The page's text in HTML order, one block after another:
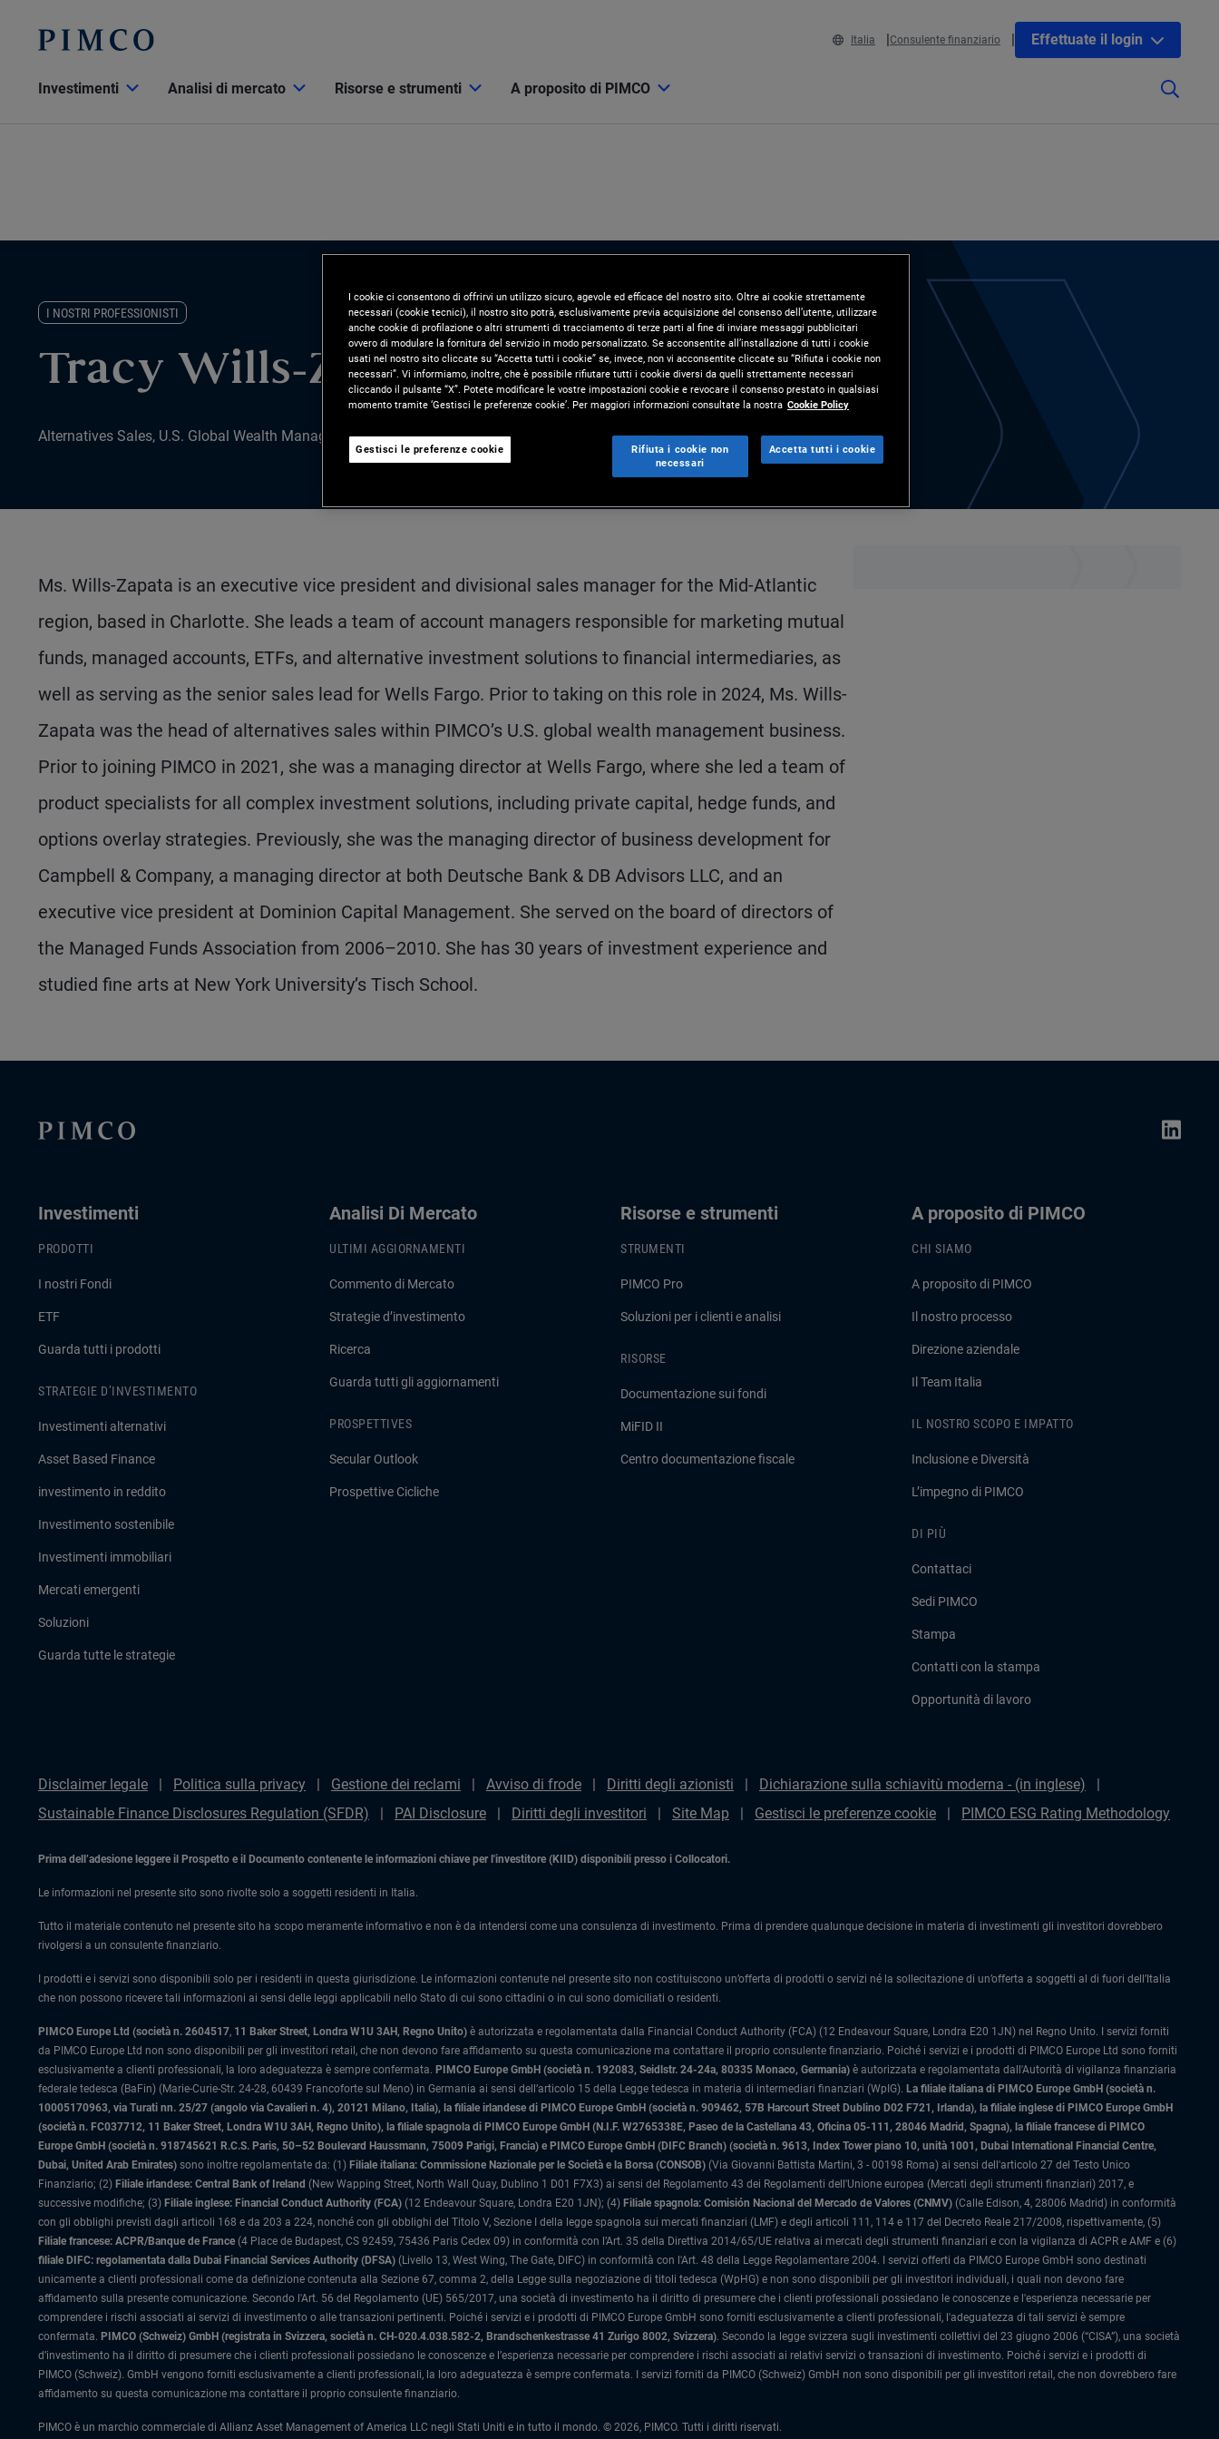
Italia Consulente finanziario Effettuate il login
Investimenti Analisi di mercato Risorse e strumenti A proposito di PIMCO
I NOSTRI PROFESSIONISTI
Tracy Wills-Zapata
Alternatives Sales, U.S. Global Wealth Management
Ms. Wills-Zapata is an executive vice president and divisional sales manager for the Mid-Atlantic
region, based in Charlotte. She leads a team of account managers responsible for marketing mutual
funds, managed accounts, ETFs, and alternative investment solutions to financial intermediaries, as
well as serving as the senior sales lead for Wells Fargo. Prior to taking on this role in 2024, Ms. Wills-
Zapata was the head of alternatives sales within PIMCO’s U.S. global wealth management business.
Prior to joining PIMCO in 2021, she was a managing director at Wells Fargo, where she led a team of
product specialists for all complex investment solutions, including private capital, hedge funds, and
options overlay strategies. Previously, she was the managing director of business development for
Campbell & Company, a managing director at both Deutsche Bank & DB Advisors LLC, and an
executive vice president at Dominion Capital Management. She served on the board of directors of
the Managed Funds Association from 2006–2010. She has 30 years of investment experience and
studied fine arts at New York University’s Tisch School.
Investimenti
PRODOTTI
I nostri Fondi
ETF
Guarda tutti i prodotti
STRATEGIE D’INVESTIMENTO
Investimenti alternativi
Asset Based Finance
investimento in reddito
Investimento sostenibile
Investimenti immobiliari
Mercati emergenti
Soluzioni
Guarda tutte le strategie
Analisi Di Mercato
ULTIMI AGGIORNAMENTI
Commento di Mercato
Strategie d’investimento
Ricerca
Guarda tutti gli aggiornamenti
PROSPETTIVES
Secular Outlook
Prospettive Cicliche
Risorse e strumenti
STRUMENTI
PIMCO Pro
Soluzioni per i clienti e analisi
RISORSE
Documentazione sui fondi
MiFID II
Centro documentazione fiscale
A proposito di PIMCO
CHI SIAMO
A proposito di PIMCO
Il nostro processo
Direzione aziendale
Il Team Italia
IL NOSTRO SCOPO E IMPATTO
Inclusione e Diversità
L’impegno di PIMCO
DI PIÙ
Contattaci
Sedi PIMCO
Stampa
Contatti con la stampa
Opportunità di lavoro
Disclaimer legale Politica sulla privacy Gestione dei reclami Avviso di frode Diritti degli azionisti
Dichiarazione sulla schiavitù moderna - (in inglese)
Sustainable Finance Disclosures Regulation (SFDR)
PAI Disclosure Diritti degli investitori Site Map Gestisci le preferenze cookie PIMCO ESG Rating Methodology
Prima dell’adesione leggere il Prospetto e il Documento contenente le informazioni chiave per l'investitore (KIID) disponibili presso i Collocatori.
Le informazioni nel presente sito sono rivolte solo a soggetti residenti in Italia.
Tutto il materiale contenuto nel presente sito ha scopo meramente informativo e non è da intendersi come una consulenza di investimento. Prima di prendere qualunque decisione in materia di investimenti gli investitori dovrebbero
rivolgersi a un consulente finanziario.
I prodotti e i servizi sono disponibili solo per i residenti in questa giurisdizione. Le informazioni contenute nel presente sito non costituiscono un’offerta di prodotti o servizi né la sollecitazione di un’offerta a soggetti al di fuori dell’Italia
che non possono ricevere tali informazioni ai sensi delle leggi applicabili nello Stato di cui sono cittadini o in cui sono domiciliati o residenti.
PIMCO Europe Ltd (società n. 2604517, 11 Baker Street, Londra W1U 3AH, Regno Unito) è autorizzata e regolamentata dalla Financial Conduct Authority (FCA) (12 Endeavour Square, Londra E20 1JN) nel Regno Unito. I servizi forniti
da PIMCO Europe Ltd non sono disponibili per gli investitori retail, che non devono fare affidamento su questa comunicazione ma contattare il proprio consulente finanziario. Poiché i servizi e i prodotti di PIMCO Europe Ltd sono forniti
esclusivamente a clienti professionali, la loro adeguatezza è sempre confermata. PIMCO Europe GmbH (società n. 192083, Seidlstr. 24-24a, 80335 Monaco, Germania) è autorizzata e regolamentata dall'Autorità di vigilanza finanziaria
federale tedesca (BaFin) (Marie-Curie-Str. 24-28, 60439 Francoforte sul Meno) in Germania ai sensi dell’articolo 15 della Legge tedesca in materia di intermediari finanziari (WpIG). La filiale italiana di PIMCO Europe GmbH (società n.
10005170963, via Turati nn. 25/27 (angolo via Cavalieri n. 4), 20121 Milano, Italia), la filiale irlandese di PIMCO Europe GmbH (società n. 909462, 57B Harcourt Street Dublino D02 F721, Irlanda), la filiale inglese di PIMCO Europe GmbH
(società n. FC037712, 11 Baker Street, Londra W1U 3AH, Regno Unito), la filiale spagnola di PIMCO Europe GmbH (N.I.F. W2765338E, Paseo de la Castellana 43, Oficina 05-111, 28046 Madrid, Spagna), la filiale francese di PIMCO
Europe GmbH (società n. 918745621 R.C.S. Paris, 50–52 Boulevard Haussmann, 75009 Parigi, Francia) e PIMCO Europe GmbH (DIFC Branch) (società n. 9613, Index Tower piano 10, unità 1001, Dubai International Financial Centre,
Dubai, United Arab Emirates) sono inoltre regolamentate da: (1) Filiale italiana: Commissione Nazionale per le Società e la Borsa (CONSOB) (Via Giovanni Battista Martini, 3 - 00198 Roma) ai sensi dell'articolo 27 del Testo Unico
Finanziario; (2) Filiale irlandese: Central Bank of Ireland (New Wapping Street, North Wall Quay, Dublino 1 D01 F7X3) ai sensi del Regolamento 43 dei Regolamenti dell'Unione europea (Mercati degli strumenti finanziari) 2017, e
successive modifiche; (3) Filiale inglese: Financial Conduct Authority (FCA) (12 Endeavour Square, Londra E20 1JN); (4) Filiale spagnola: Comisión Nacional del Mercado de Valores (CNMV) (Calle Edison, 4, 28006 Madrid) in conformità
con gli obblighi previsti dagli articoli 168 e da 203 a 224, nonché con gli obblighi del Titolo V, Sezione I della legge spagnola sui mercati finanziari (LMF) e degli articoli 111, 114 e 117 del Decreto Reale 217/2008, rispettivamente, (5)
Filiale francese: ACPR/Banque de France (4 Place de Budapest, CS 92459, 75436 Paris Cedex 09) in conformità con l’Art. 35 della Direttiva 2014/65/UE relativa ai mercati degli strumenti finanziari e con la vigilanza di ACPR e AMF e (6)
filiale DIFC: regolamentata dalla Dubai Financial Services Authority (DFSA) (Livello 13, West Wing, The Gate, DIFC) in conformità con l'Art. 48 della Legge Regolamentare 2004. I servizi offerti da PIMCO Europe GmbH sono destinati
unicamente a clienti professionali come da definizione contenuta alla Sezione 67, comma 2, della Legge sulla negoziazione di titoli tedesca (WpHG) e non sono disponibili per gli investitori individuali, i quali non devono fare
affidamento sulla presente comunicazione. Secondo l'Art. 56 del Regolamento (UE) 565/2017, una società di investimento ha il diritto di presumere che i clienti professionali possiedano le conoscenze e l'esperienza necessarie per
comprendere i rischi associati ai servizi di investimento o alle transazioni pertinenti. Poiché i servizi e i prodotti di PIMCO Europe GmbH sono forniti esclusivamente a clienti professionali, l'adeguatezza di tali servizi è sempre
confermata. PIMCO (Schweiz) GmbH (registrata in Svizzera, società n. CH-020.4.038.582-2, Brandschenkestrasse 41 Zurigo 8002, Svizzera). Secondo la legge svizzera sugli investimenti collettivi del 23 giugno 2006 (“CISA”), una società
d’investimento ha il diritto di presumere che i clienti professionali possiedano le conoscenze e l’esperienza necessarie per comprendere i rischi associati ai relativi servizi o transazioni di investimento. Poiché i servizi e i prodotti di
PIMCO (Schweiz). GmbH vengono forniti esclusivamente a clienti professionali, la loro adeguatezza è sempre confermata.
I servizi forniti da PIMCO (Schweiz) GmbH non sono disponibili per gli investitori retail, che non dovrebbero fare
affidamento su questa comunicazione ma contattare il proprio consulente finanziario.
PIMCO è un marchio commerciale di Allianz Asset Management of America LLC negli Stati Uniti e in tutto il mondo. © 2026, PIMCO. Tutti i diritti riservati.
I cookie ci consentono di offrirvi un utilizzo sicuro, agevole ed efficace del nostro sito. Oltre ai cookie strettamente
necessari (cookie tecnici), il nostro sito potrà, esclusivamente previa acquisizione del consenso dell’utente, utilizzare
anche cookie di profilazione o altri strumenti di tracciamento di terze parti al fine di inviare messaggi pubblicitari
ovvero di modulare la fornitura del servizio in modo personalizzato. Se acconsentite all’installazione di tutti i cookie
usati nel nostro sito cliccate su “Accetta tutti i cookie” se, invece, non vi acconsentite cliccate su “Rifiuta i cookie non
necessari”. Vi informiamo, inoltre, che è possibile rifiutare tutti i cookie diversi da quelli strettamente necessari
cliccando il pulsante “X”. Potete modificare le vostre impostazioni cookie e revocare il consenso prestato in qualsiasi
momento tramite ‘Gestisci le preferenze cookie’. Per maggiori informazioni consultate la nostra Cookie Policy
Gestisci le preferenze cookie
Rifiuta i cookie non
necessari
Accetta tutti i cookie